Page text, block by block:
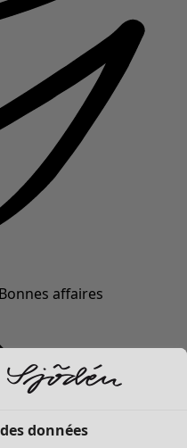
affaires
données